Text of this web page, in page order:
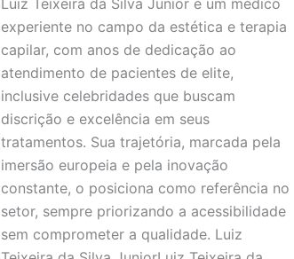
experiente no campo da estética e terapia
capilar, com anos de dedicação ao
atendimento de pacientes de elite,
inclusive celebridades que buscam
discrição e excelência em seus
tratamentos. Sua trajetória, marcada pela
imersão europeia e pela inovação
constante, o posiciona como referência no
setor, sempre priorizando a acessibilidade
sem comprometer a qualidade. Luiz